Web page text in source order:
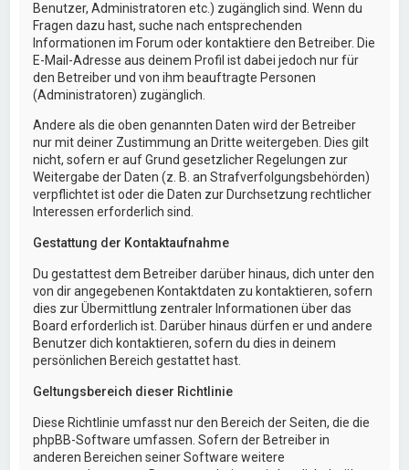
Benutzer, Administratoren etc.) zugänglich sind. Wenn du
Fragen dazu hast, suche nach entsprechenden
Informationen im Forum oder kontaktiere den Betreiber. Die
E-Mail-Adresse aus deinem Profil ist dabei jedoch nur für
den Betreiber und von ihm beauftragte Personen
(Administratoren) zugänglich.
Andere als die oben genannten Daten wird der Betreiber
nur mit deiner Zustimmung an Dritte weitergeben. Dies gilt
nicht, sofern er auf Grund gesetzlicher Regelungen zur
Weitergabe der Daten (z. B. an Strafverfolgungsbehörden)
verpflichtet ist oder die Daten zur Durchsetzung rechtlicher
Interessen erforderlich sind.
Gestattung der Kontaktaufnahme
Du gestattest dem Betreiber darüber hinaus, dich unter den
von dir angegebenen Kontaktdaten zu kontaktieren, sofern
dies zur Übermittlung zentraler Informationen über das
Board erforderlich ist. Darüber hinaus dürfen er und andere
Benutzer dich kontaktieren, sofern du dies in deinem
persönlichen Bereich gestattet hast.
Geltungsbereich dieser Richtlinie
Diese Richtlinie umfasst nur den Bereich der Seiten, die die
phpBB-Software umfassen. Sofern der Betreiber in
anderen Bereichen seiner Software weitere